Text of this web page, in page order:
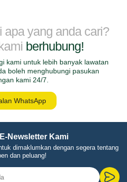
apa yang anda cari?
berhubung!
kami untuk lebih banyak lawatan
boleh menghubungi pasukan
kami 24/7.
WhatsApp
Newsletter Kami
dimaklumkan dengan segera tentang
dan peluang!